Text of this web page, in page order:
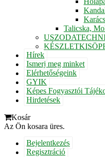
Talicska,
Hírek
Ismerj meg minket
Elérhetőségeink
GYIK
Képes Fogyasztói
Hirdetések
Kosár
Az Ön kosara üres.
Bejelentkezés
Regisztráció